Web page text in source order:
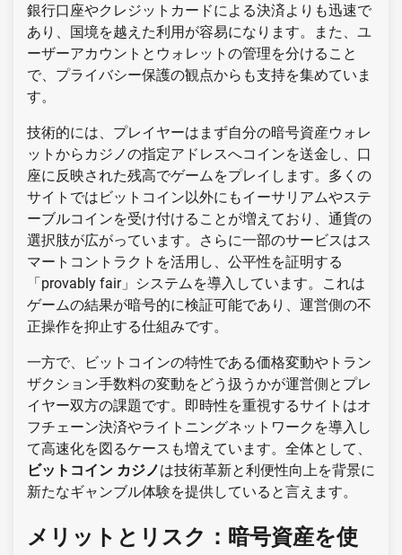
銀行口座やクレジットカードによる決済よりも迅速で
あり、国境を越えた利用が容易になります。また、ユ
ーザーアカウントとウォレットの管理を分けること
で、プライバシー保護の観点からも支持を集めていま
す。
技術的には、プレイヤーはまず自分の暗号資産ウォレ
ットからカジノの指定アドレスへコインを送金し、口
座に反映された残高でゲームをプレイします。多くの
サイトではビットコイン以外にもイーサリアムやステ
ーブルコインを受け付けることが増えており、通貨の
選択肢が広がっています。さらに一部のサービスはス
マートコントラクトを活用し、公平性を証明する
「provably fair」システムを導入しています。これは
ゲームの結果が暗号的に検証可能であり、運営側の不
正操作を抑止する仕組みです。
一方で、ビットコインの特性である価格変動やトラン
ザクション手数料の変動をどう扱うかが運営側とプレ
イヤー双方の課題です。即時性を重視するサイトはオ
フチェーン決済やライトニングネットワークを導入し
て高速化を図るケースも増えています。全体として、
ビットコイン カジノは技術革新と利便性向上を背景に
新たなギャンブル体験を提供していると言えます。
メリットとリスク：暗号資産を使